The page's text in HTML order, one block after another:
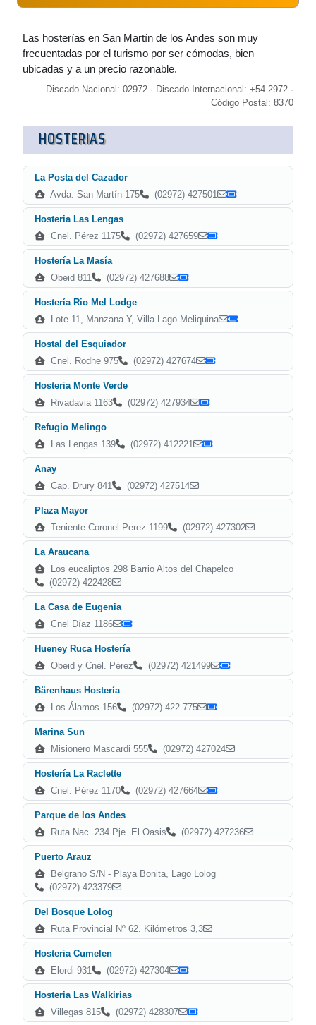
Las hosterías en San Martín de los Andes son muy
frecuentadas por el turismo por ser cómodas, bien
ubicadas y a un precio razonable.
Discado Nacional: 02972 · Discado Internacional: +54 2972 ·
Código Postal: 8370
HOSTERIAS
La Posta del Cazador
Avda. San Martín 175
(02972) 427501
Hosteria Las Lengas
Cnel. Pérez 1175
(02972) 427659
Hostería La Masía
Obeid 811
(02972) 427688
Hostería Rio Mel Lodge
Lote 11, Manzana Y, Villa Lago Meliquina
Hostal del Esquiador
Cnel. Rodhe 975
(02972) 427674
Hosteria Monte Verde
Rivadavia 1163
(02972) 427934
Refugio Melingo
Las Lengas 139
(02972) 412221
Anay
Cap. Drury 841
(02972) 427514
Plaza Mayor
Teniente Coronel Perez 1199
(02972) 427302
La Araucana
Los eucaliptos 298 Barrio Altos del Chapelco
(02972) 422428
La Casa de Eugenia
Cnel Díaz 1186
Hueney Ruca Hostería
Obeid y Cnel. Pérez
(02972) 421499
Bärenhaus Hostería
Los Álamos 156
(02972) 422 775
Marina Sun
Misionero Mascardi 555
(02972) 427024
Hostería La Raclette
Cnel. Pérez 1170
(02972) 427664
Parque de los Andes
Ruta Nac. 234 Pje. El Oasis
(02972) 427236
Puerto Arauz
Belgrano S/N - Playa Bonita, Lago Lolog
(02972) 423379
Del Bosque Lolog
Ruta Provincial Nº 62. Kilómetros 3,3
Hosteria Cumelen
Elordi 931
(02972) 427304
Hosteria Las Walkirias
Villegas 815
(02972) 428307